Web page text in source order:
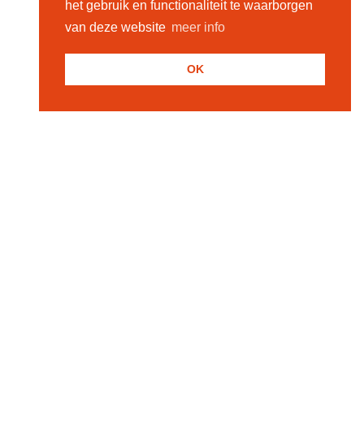
het gebruik en functionaliteit te waarborgen
van deze website meer info
OK